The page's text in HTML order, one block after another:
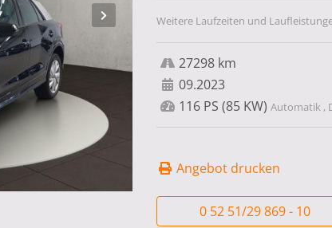
Weitere Laufzeiten und
27298 km
09.2023
116 PS (85 KW) Automatik ,
Angebot drucken
0 52 51/29 869 - 10